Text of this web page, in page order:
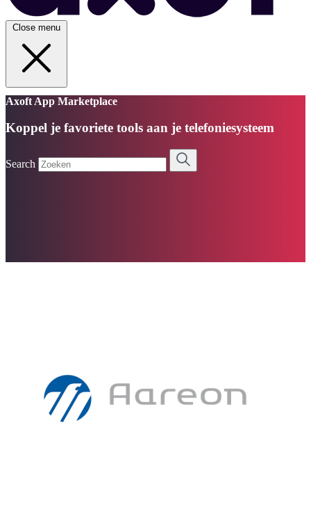
Close menu
Axoft App Marketplace
Koppel je favoriete tools aan je telefoniesysteem
Search